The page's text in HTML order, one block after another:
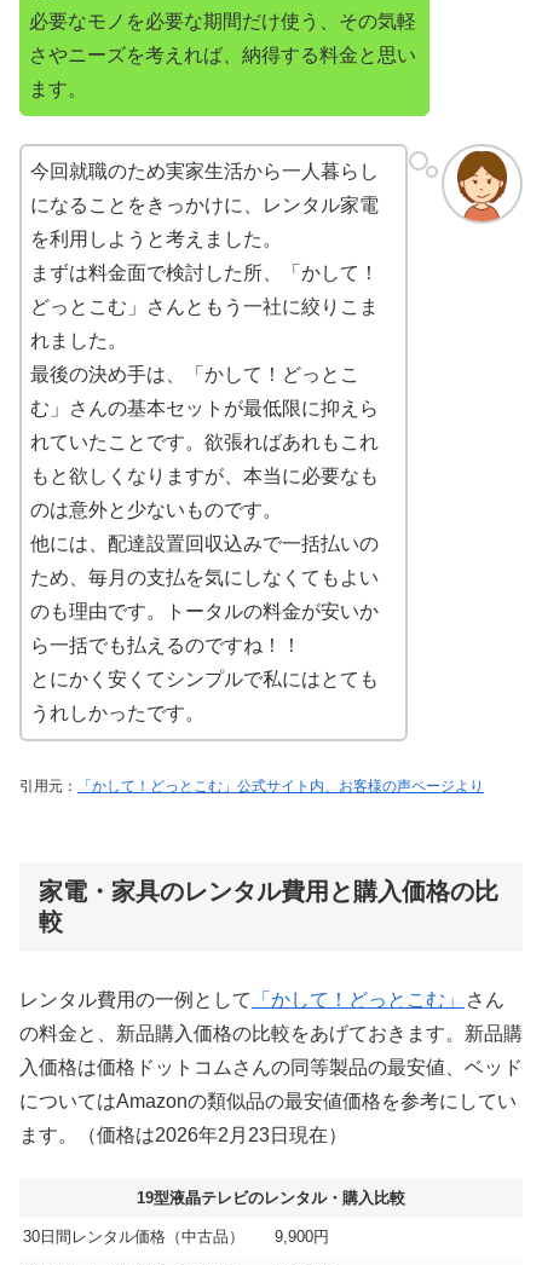
必要なモノを必要な期間だけ使う、その気軽
さやニーズを考えれば、納得する料金と思い
ます。
今回就職のため実家生活から一人暮らし
になることをきっかけに、レンタル家電
を利用しようと考えました。
まずは料金面で検討した所、「かして！
どっとこむ」さんともう一社に絞りこま
れました。
最後の決め手は、「かして！どっとこ
む」さんの基本セットが最低限に抑えら
れていたことです。欲張ればあれもこれ
もと欲しくなりますが、本当に必要なも
のは意外と少ないものです。
他には、配達設置回収込みで一括払いの
ため、毎月の支払を気にしなくてもよい
のも理由です。トータルの料金が安いか
ら一括でも払えるのですね！！
とにかく安くてシンプルで私にはとても
うれしかったです。
引用元： 「かして！どっとこむ」公式サイト内、お客様の声ページより
家電・家具のレンタル費用と購入価格の比
較
レンタル費用の一例として 「かして！どっとこむ」
さん
の料金と、新品購入価格の比較をあげておきます。新品購
入価格は価格ドットコムさんの同等製品の最安値、ベッド
についてはAmazonの類似品の最安値価格を参考にしてい
ます。（価格は2026年2月23日現在）
19型液晶テレビのレンタル・購入比較
30日間レンタル価格（中古品） 9,900円